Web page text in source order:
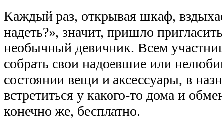
Каждый раз, открывая шкаф,
надеть?», значит, пришло
необычный девичник. Всем
собрать свои надоевшие или
состоянии вещи и аксессуары, в
встретиться у какого-то дома и
конечно же, бесплатно.